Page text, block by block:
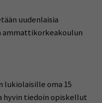
uudenlaisia
ammattikorkeakoulun
lukiolaisille oma 15
hyvin tiedoin opiskellut